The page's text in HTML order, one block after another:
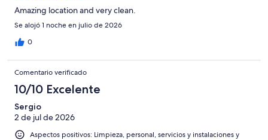
Amazing location and very clean.
Se alojó 1 noche en julio de 2026
0
Comentario verificado
10/10 Excelente
Sergio
2 de jul de 2026
Aspectos positivos: Limpieza, personal, servicios y instalaciones y